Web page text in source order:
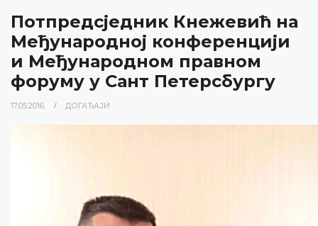
Потпредсједник Кнежевић на
Међународној конференцији
и Међународном правном
форуму у Сант Петерсбургу
17.05.2016. ДОГАЂАЈИ